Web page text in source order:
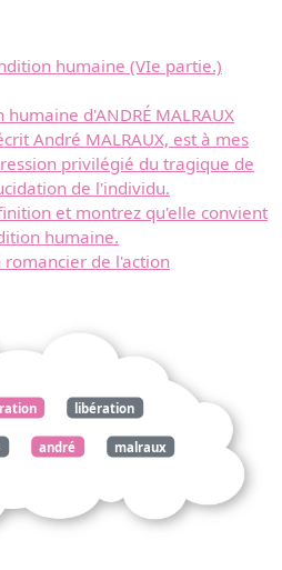
humaine (VIe partie.)
d'ANDRÉ MALRAUX
André MALRAUX, est à mes
privilégié du tragique de
de l'individu.
et montrez qu'elle convient
humaine.
romancier de l'action
libération
andré malraux